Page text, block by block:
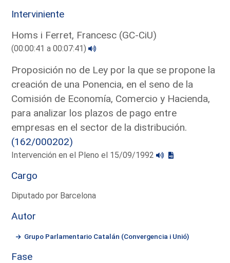
Interviniente
Homs i Ferret, Francesc (GC-CiU)
(00:00:41 a 00:07:41)
Proposición no de Ley por la que se propone la
creación de una Ponencia, en el seno de la
Comisión de Economía, Comercio y Hacienda,
para analizar los plazos de pago entre
empresas en el sector de la distribución.
(162/000202)
Intervención en el Pleno el 15/09/1992
Cargo
Diputado por Barcelona
Autor
Grupo Parlamentario Catalán (Convergencia i Unió)
Fase